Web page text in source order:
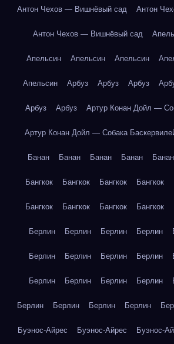
Антон Чехов — Вишнёвый сад Антон
Антон Чехов — Вишнёвый сад
Апельсин Апельсин Апельсин
Апельсин Арбуз Арбуз Арбуз
Арбуз Арбуз Артур Конан Дойл —
Артур Конан Дойл — Собака
Банан Банан Банан Банан Банан
Бангкок Бангкок Бангкок Бангкок
Бангкок Бангкок Бангкок Бангкок
Берлин Берлин Берлин Берлин
Берлин Берлин Берлин Берлин
Берлин Берлин Берлин Берлин
Берлин Берлин Берлин Берлин
Буэнос-Айрес Буэнос-Айрес Буэнос-